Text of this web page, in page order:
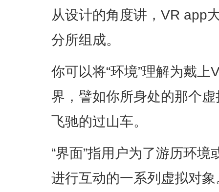
从设计的角度讲，VR app
分所组成。
你可以将“环境”理解为戴
界，譬如你所身处的那个
飞驰的过山车。
“界面”指用户为了游历环
进行互动的一系列虚拟对象